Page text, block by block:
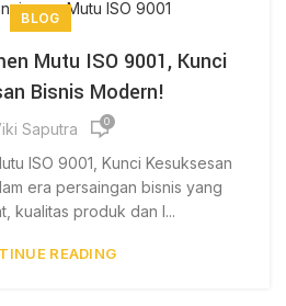
BLOG
Mutu ISO 9001, Kunci
Bisnis Modern!
Saputra 0
ISO 9001, Kunci Kesuksesan
era persaingan bisnis yang
kualitas produk dan l...
READING